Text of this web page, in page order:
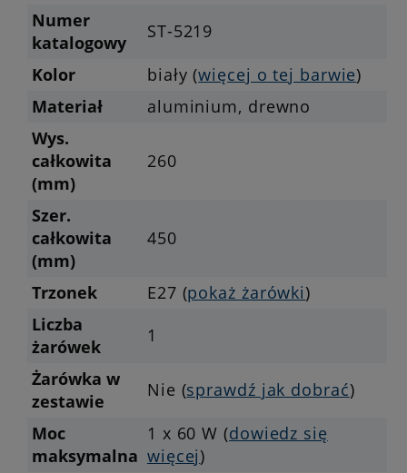
Numer
katalogowy
ST-5219
Kolor
biały (więcej o tej barwie)
Materiał
aluminium, drewno
Wys.
całkowita
(mm)
260
Szer.
całkowita
(mm)
450
Trzonek E27 (pokaż żarówki)
Liczba
żarówek
1
Żarówka w
zestawie
Nie (sprawdź jak dobrać)
Moc
maksymalna
1 x 60 W (dowiedz się
więcej)